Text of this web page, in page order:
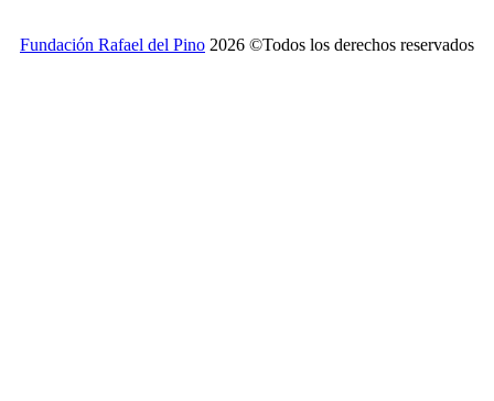
Fundación Rafael del Pino 2026 ©Todos los derechos reservados